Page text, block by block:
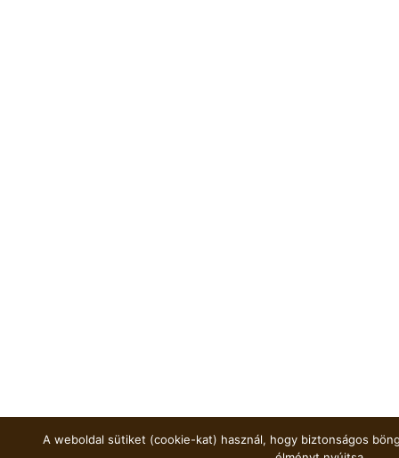
A weboldal sütiket (cookie-kat) használ, hogy biztonságos